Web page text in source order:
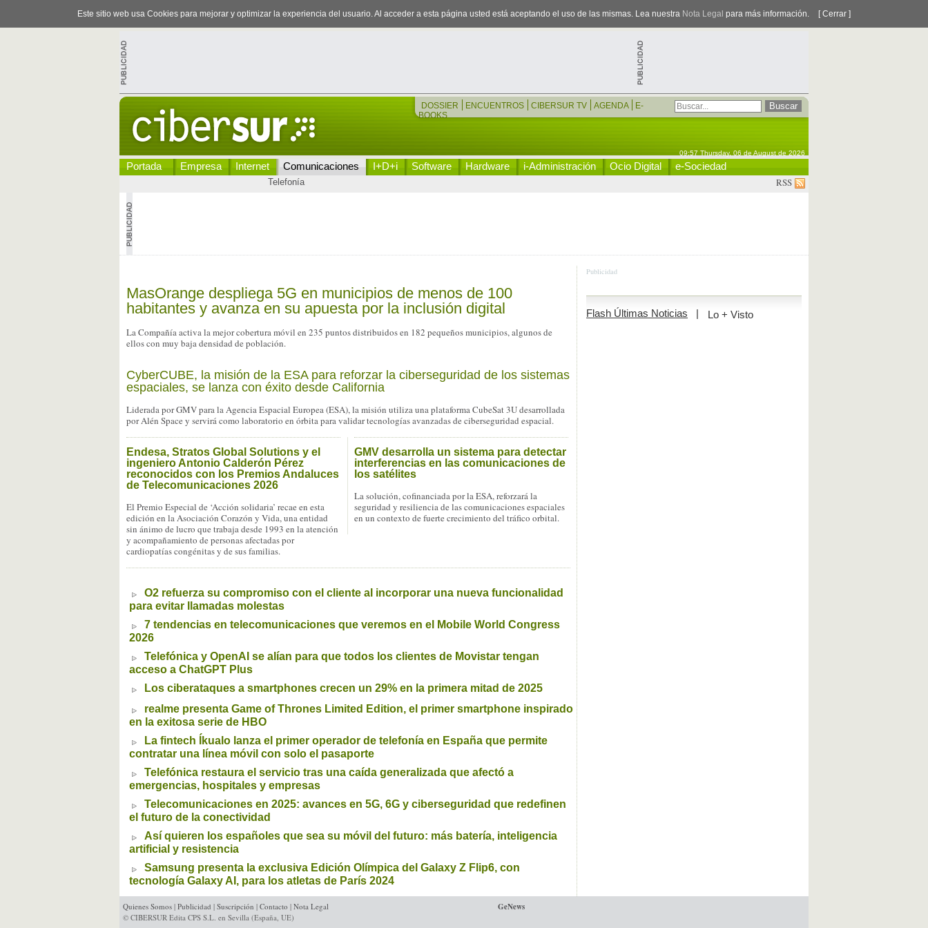
Este sitio web usa Cookies para mejorar y optimizar la experiencia del usuario. Al acceder a esta página usted está aceptando el uso de las mismas. Lea nuestra Nota Legal para más información. [ Cerrar ]
DOSSIER ENCUENTROS CIBERSUR TV AGENDA
E-
BOOKS
09:57 Thursday, 06 de August de 2026
Portada Empresa Internet Comunicaciones I+D+i Software Hardware i-Administración Ocio Digital e-Sociedad
Telefonía RSS
MasOrange despliega 5G en municipios de menos de 100
habitantes y avanza en su apuesta por la inclusión digital
La Compañía activa la mejor cobertura móvil en 235 puntos distribuidos en 182 pequeños municipios, algunos de
ellos con muy baja densidad de población.
CyberCUBE, la misión de la ESA para reforzar la ciberseguridad de los sistemas
espaciales, se lanza con éxito desde California
Liderada por GMV para la Agencia Espacial Europea (ESA), la misión utiliza una plataforma CubeSat 3U desarrollada
por Alén Space y servirá como laboratorio en órbita para validar tecnologías avanzadas de ciberseguridad espacial.
Endesa, Stratos Global Solutions y el
ingeniero Antonio Calderón Pérez
reconocidos con los Premios Andaluces
de Telecomunicaciones 2026
El Premio Especial de ‘Acción solidaria’ recae en esta
edición en la Asociación Corazón y Vida, una entidad
sin ánimo de lucro que trabaja desde 1993 en la atención
y acompañamiento de personas afectadas por
cardiopatías congénitas y de sus familias.
GMV desarrolla un sistema para detectar
interferencias en las comunicaciones de
los satélites
La solución, cofinanciada por la ESA, reforzará la
seguridad y resiliencia de las comunicaciones espaciales
en un contexto de fuerte crecimiento del tráfico orbital.
O2 refuerza su compromiso con el cliente al incorporar una nueva funcionalidad
para evitar llamadas molestas
7 tendencias en telecomunicaciones que veremos en el Mobile World Congress
2026
Telefónica y OpenAI se alían para que todos los clientes de Movistar tengan
acceso a ChatGPT Plus
Los ciberataques a smartphones crecen un 29% en la primera mitad de 2025
realme presenta Game of Thrones Limited Edition, el primer smartphone inspirado
en la exitosa serie de HBO
La fintech Íkualo lanza el primer operador de telefonía en España que permite
contratar una línea móvil con solo el pasaporte
Telefónica restaura el servicio tras una caída generalizada que afectó a
emergencias, hospitales y empresas
Telecomunicaciones en 2025: avances en 5G, 6G y ciberseguridad que redefinen
el futuro de la conectividad
Así quieren los españoles que sea su móvil del futuro: más batería, inteligencia
artificial y resistencia
Samsung presenta la exclusiva Edición Olímpica del Galaxy Z Flip6, con
tecnología Galaxy AI, para los atletas de París 2024
Publicidad
Flash Últimas Noticias | Lo + Visto
Quienes Somos | Publicidad | Suscripción | Contacto | Nota Legal
© CIBERSUR Edita CPS S.L. en Sevilla (España, UE)
GeNews